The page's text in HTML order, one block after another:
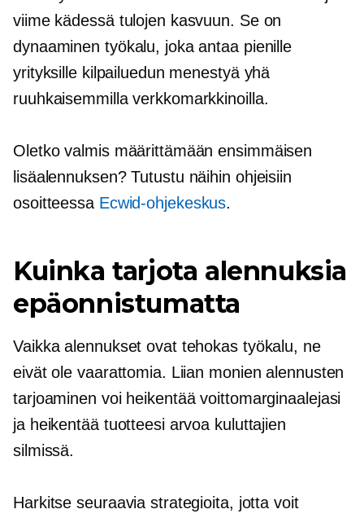
viime kädessä tulojen kasvuun. Se on
dynaaminen työkalu, joka antaa pienille
yrityksille kilpailuedun menestyä yhä
ruuhkaisemmilla verkkomarkkinoilla.
Oletko valmis määrittämään ensimmäisen
lisäalennuksen? Tutustu näihin ohjeisiin
osoitteessa Ecwid-ohjekeskus.
Kuinka tarjota alennuksia
epäonnistumatta
Vaikka alennukset ovat tehokas työkalu, ne
eivät ole vaarattomia. Liian monien alennusten
tarjoaminen voi heikentää voittomarginaalejasi
ja heikentää tuotteesi arvoa kuluttajien
silmissä.
Harkitse seuraavia strategioita, jotta voit